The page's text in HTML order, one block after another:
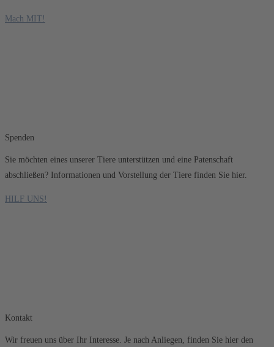
Mach MIT!
Spenden
Sie möchten eines unserer Tiere unterstützen und eine Patenschaft
abschließen? Informationen und Vorstellung der Tiere finden Sie hier.
HILF UNS!
Kontakt
Wir freuen uns über Ihr Interesse. Je nach Anliegen, finden Sie hier den